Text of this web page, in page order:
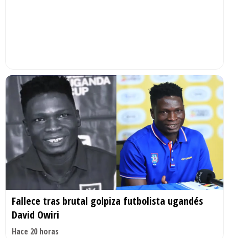
Fallece tras brutal golpiza futbolista ugandés
David Owiri
Hace 20 horas